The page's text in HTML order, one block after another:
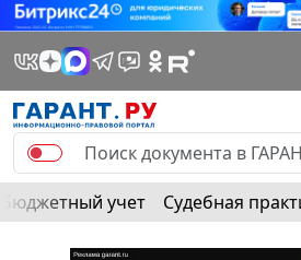
Бюджетный учет Судебная